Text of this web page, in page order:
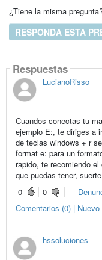
¿Tiene la misma
RESPONDA ESTA
Respuestas
LucianoRisso
Cuandos conectas tu
ejemplo E:, te diriges a
de teclas windows + r
format e: para un
rapido, te recomiendo
que puedas tener, suerte
0
0
Comentarios (0) |
hssoluciones